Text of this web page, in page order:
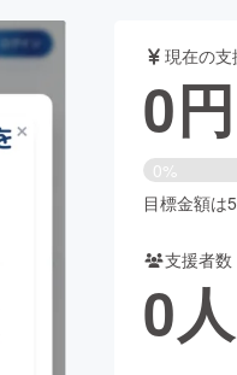
舞台・パフォーマンス
ビューティー・ヘルスケア
現在の
0円
0%
目標金額は
支援者数
0人